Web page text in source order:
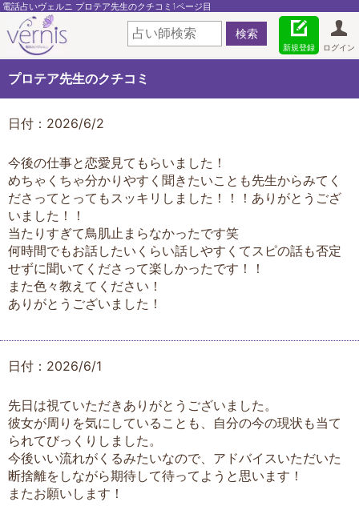
電話占いヴェルニ プロテア先生のクチコミ1ページ目
ログイン
新規登録
プロテア先生のクチコミ
日付：2026/6/2
今後の仕事と恋愛見てもらいました！
めちゃくちゃ分かりやすく聞きたいことも先生からみてく
ださってとってもスッキリしました！！！ありがとうござ
いました！！
当たりすぎて鳥肌止まらなかったです笑
何時間でもお話したいくらい話しやすくてスピの話も否定
せずに聞いてくださって楽しかったです！！
また色々教えてください！
ありがとうございました！
日付：2026/6/1
先日は視ていただきありがとうございました。
彼女が周りを気にしていることも、自分の今の現状も当て
られてびっくりしました。
今後いい流れがくるみたいなので、アドバイスいただいた
断捨離をしながら期待して待ってようと思います！
またお願いします！